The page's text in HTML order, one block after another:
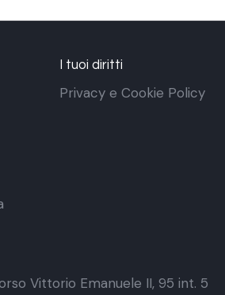
I tuoi diritti
Privacy e Cookie Policy
Vittorio Emanuele II, 95 int. 5